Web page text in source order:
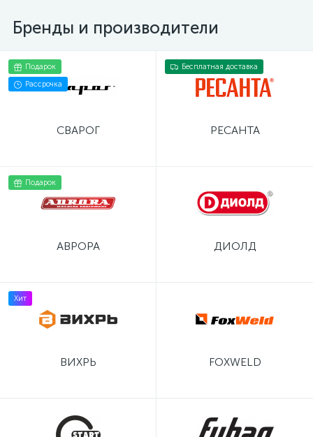
Бренды и производители
Подарок
Рассрочка
СВАРОГ
Бесплатная доставка
РЕСАНТА
Подарок
АВРОРА ДИОЛД
Хит
ВИХРЬ FOXWELD